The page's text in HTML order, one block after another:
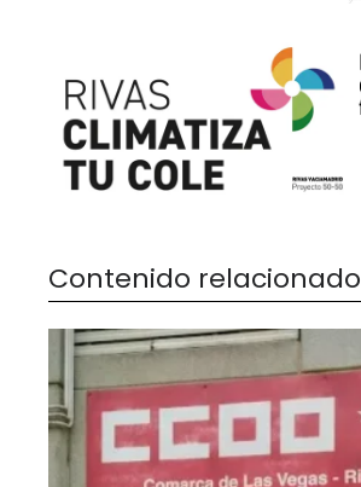
Contenido relacionado